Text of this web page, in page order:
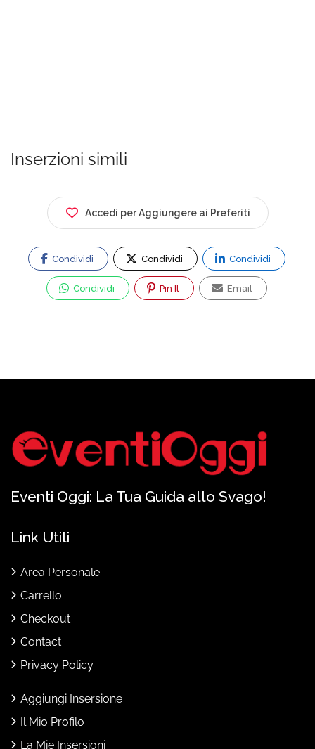
Inserzioni simili
Accedi per Aggiungere ai Preferiti
Condividi Condividi Condividi
Condividi Pin It Email
Eventi Oggi: La Tua Guida allo Svago!
Link Utili
Area Personale
Carrello
Checkout
Contact
Privacy Policy
Aggiungi Insersione
Il Mio Profilo
La Mie Insersioni